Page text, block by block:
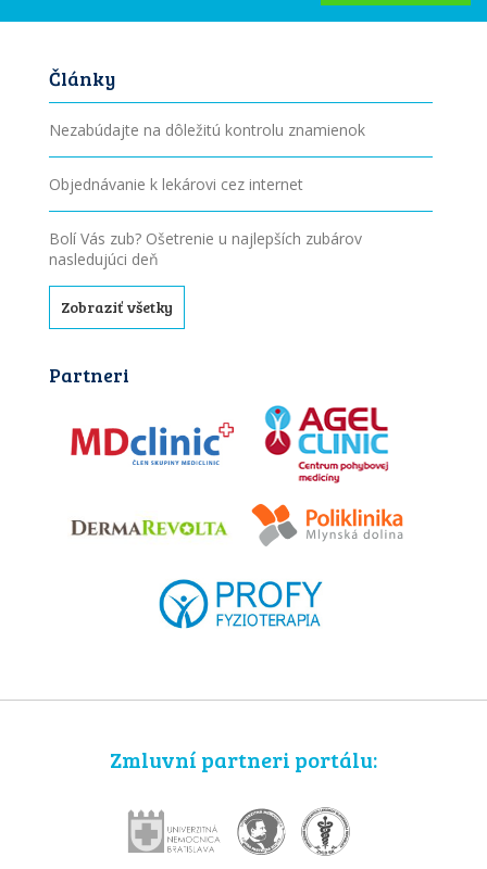
Články
Nezabúdajte na dôležitú kontrolu znamienok
Objednávanie k lekárovi cez internet
Bolí Vás zub? Ošetrenie u najlepších zubárov
nasledujúci deň
Zobraziť všetky
Partneri
Zmluvní partneri portálu: